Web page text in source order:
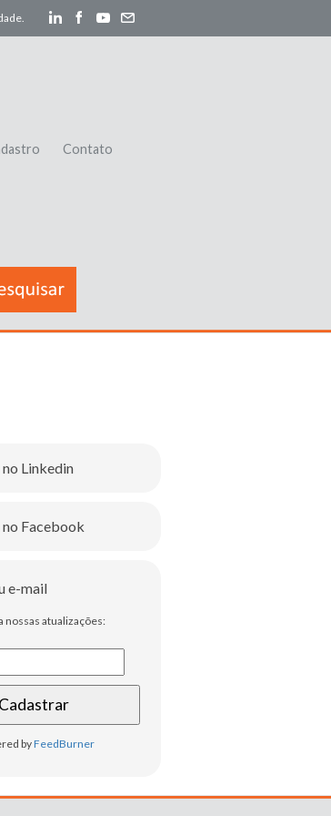
Contato
Linkedin
Facebook
e-mail
nossas atualizações:
byFeedBurner